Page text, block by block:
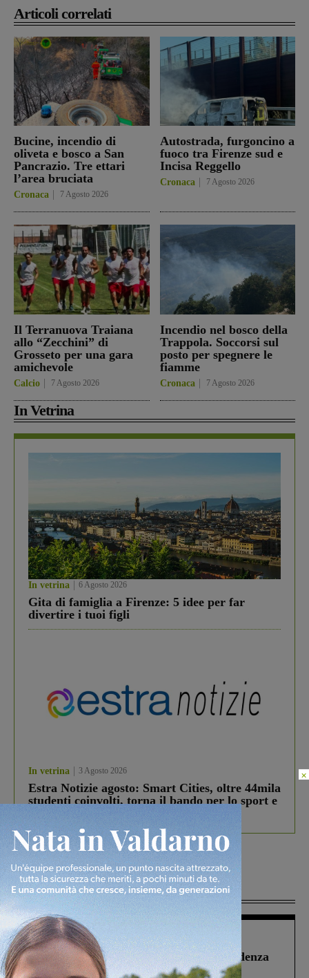
Articoli correlati
Bucine, incendio di
oliveta e bosco a San
Pancrazio. Tre ettari
l’area bruciata
Cronaca 7 Agosto 2026
Autostrada, furgoncino a
fuoco tra Firenze sud e
Incisa Reggello
Cronaca 7 Agosto 2026
Il Terranuova Traiana
allo “Zecchini” di
Grosseto per una gara
amichevole
Calcio 7 Agosto 2026
Incendio nel bosco della
Trappola. Soccorsi sul
posto per spegnere le
fiamme
Cronaca 7 Agosto 2026
In Vetrina
In vetrina 6 Agosto 2026
Gita di famiglia a Firenze: 5 idee per far
divertire i tuoi figli
In vetrina 3 Agosto 2026
Estra Notizie agosto: Smart Cities, oltre 44mila
studenti coinvolti, torna il bando per lo sport e
Più lette
Figline Incisa Valdarno 1 Agosto 2026
Piscina di Figline finanziata oltre la scadenza
Pnrr, il gruppo di Fratelli d’Italia: “Un
×